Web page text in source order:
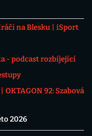
na Blesku
iSport
- podcast rozbíjející
OKTAGON 92: Szabová
2026